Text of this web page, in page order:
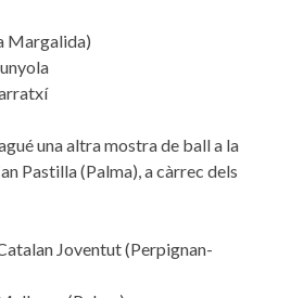
Margalida)
una altra mostra de ball a la
Pastilla (Palma), a càrrec dels
Joventut (Perpignan-